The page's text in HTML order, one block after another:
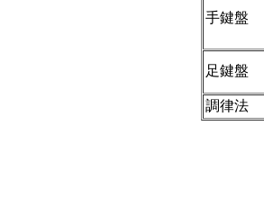
手鍵盤
足鍵盤
調律法